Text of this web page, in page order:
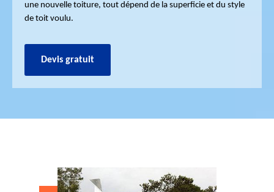
une nouvelle toiture, tout dépend de la superficie et du style
de toit voulu.
Devis gratuit